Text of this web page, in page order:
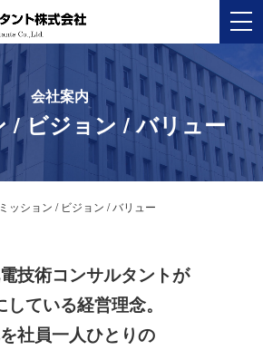
会社案内
/ ビジョン / バリュー
ミッション / ビジョン / バリュー
技術コンサルタントが
している経営理念。
社員一人ひとりの